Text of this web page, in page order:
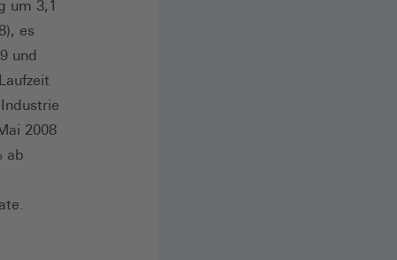
um 3,1
es
und
2008
ab